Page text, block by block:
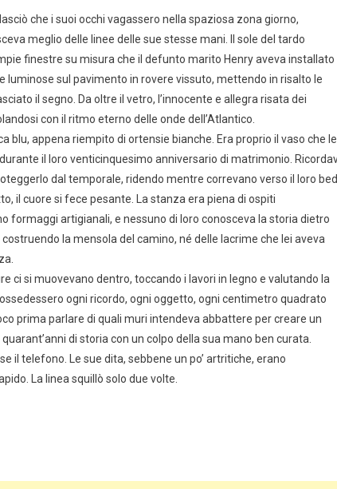
che i suoi occhi vagassero nella spaziosa zona giorno,
meglio delle linee delle sue stesse mani. Il sole del tardo
finestre su misura che il defunto marito Henry aveva installato
luminose sul pavimento in rovere vissuto, mettendo in risalto le
il segno. Da oltre il vetro, l’innocente e allegra risata dei
con il ritmo eterno delle onde dell’Atlantico.
blu, appena riempito di ortensie bianche. Era proprio il vaso che
il loro venticinquesimo anniversario di matrimonio.
dal temporale, ridendo mentre correvano verso il loro bed
il cuore si fece pesante. La stanza era piena di ospiti
formaggi artigianali, e nessuno di loro conosceva la storia dietro
la mensola del camino, né delle lacrime che lei aveva
ci si muovevano dentro, toccando i lavori in legno e valutando la
ogni ricordo, ogni oggetto, ogni centimetro quadrato
prima parlare di quali muri intendeva abbattere per creare un
di storia con un colpo della sua mano ben curata.
il telefono. Le sue dita, sebbene un po’ artritiche, erano
La linea squillò solo due volte.